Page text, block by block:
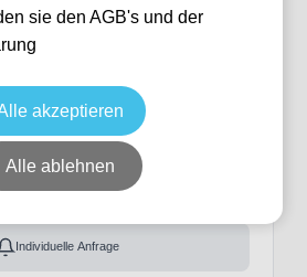
- Block 638
3 verfügbar
Estadio Santiago Bernabéu
Individuelle Anfrage
sie den AGB's und der
akzeptieren
Alle ablehnen